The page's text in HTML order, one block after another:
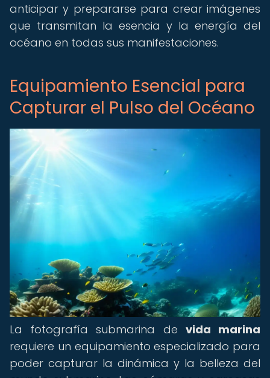
anticipar y prepararse para crear imágenes
que transmitan la esencia y la energía del
océano en todas sus manifestaciones.
Equipamiento Esencial para
Capturar el Pulso del Océano
La fotografía submarina de vida marina
requiere un equipamiento especializado para
poder capturar la dinámica y la belleza del